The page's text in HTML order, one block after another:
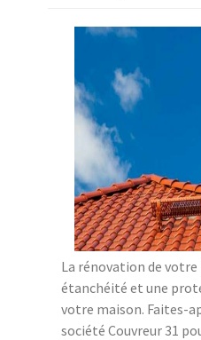
La rénovation de
étanchéité et une
votre maison. Faites-
société Couvreur 31